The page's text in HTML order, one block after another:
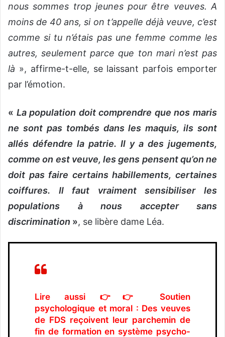
nous sommes trop jeunes pour être veuves. A
moins de 40 ans, si on t’appelle déjà veuve, c’est
comme si tu n’étais pas une femme comme les
autres, seulement parce que ton mari n’est pas
là », affirme-t-elle, se laissant parfois emporter
par l’émotion.
« La population doit comprendre que nos maris
ne sont pas tombés dans les maquis, ils sont
allés défendre la patrie. Il y a des jugements,
comme on est veuve, les gens pensent qu’on ne
doit pas faire certains habillements, certaines
coiffures. Il faut vraiment sensibiliser les
populations à nous accepter sans
discrimination », se libère dame Léa.
Lire aussi 👉👉 Soutien
psychologique et moral : Des veuves
de FDS reçoivent leur parchemin de
fin de formation en système psycho-